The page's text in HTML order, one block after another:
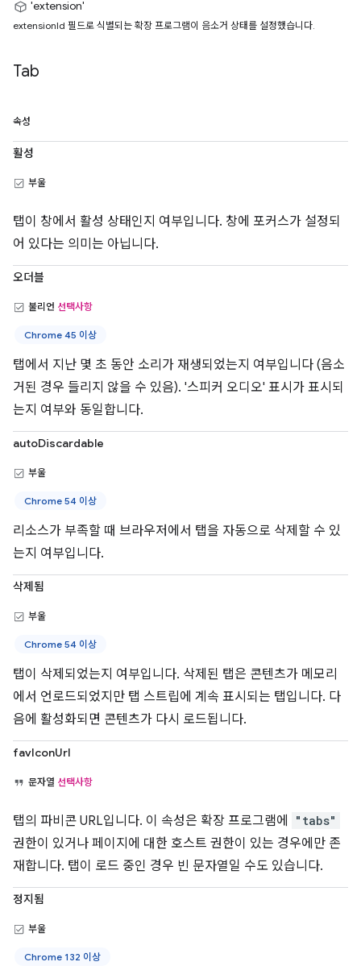
'extension'
extensionId 필드로 식별되는 확장 프로그램이 음소거 상태를 설정했습니다.
Tab
속성
활성
부울
탭이 창에서 활성 상태인지 여부입니다. 창에 포커스가 설정되
어 있다는 의미는 아닙니다.
오더블
불리언 선택사항
Chrome 45 이상
탭에서 지난 몇 초 동안 소리가 재생되었는지 여부입니다 (음소
거된 경우 들리지 않을 수 있음). '스피커 오디오' 표시가 표시되
는지 여부와 동일합니다.
autoDiscardable
부울
Chrome 54 이상
리소스가 부족할 때 브라우저에서 탭을 자동으로 삭제할 수 있
는지 여부입니다.
삭제됨
부울
Chrome 54 이상
탭이 삭제되었는지 여부입니다. 삭제된 탭은 콘텐츠가 메모리
에서 언로드되었지만 탭 스트립에 계속 표시되는 탭입니다. 다
음에 활성화되면 콘텐츠가 다시 로드됩니다.
favIconUrl
문자열 선택사항
탭의 파비콘 URL입니다. 이 속성은 확장 프로그램에 "tabs"
권한이 있거나 페이지에 대한 호스트 권한이 있는 경우에만 존
재합니다. 탭이 로드 중인 경우 빈 문자열일 수도 있습니다.
정지됨
부울
Chrome 132 이상